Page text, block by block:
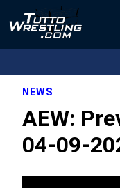
NEWS
AEW:
04-09-